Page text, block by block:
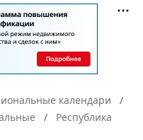
календари
Республика